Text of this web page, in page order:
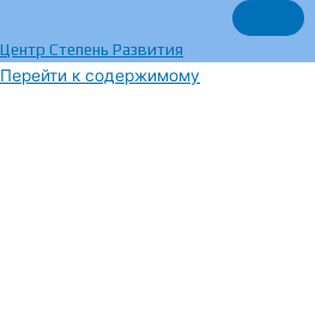
Центр Степень Развития
Перейти к содержимому